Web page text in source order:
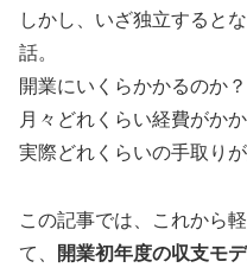
しかし、いざ独立すると
話。
開業にいくらかかるのか？
月々どれくらい経費がか
実際どれくらいの手取り
この記事では、これから
て、
開業初年度の収支モ